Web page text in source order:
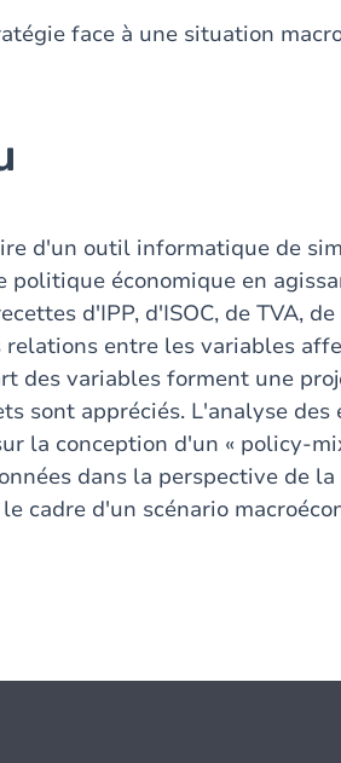
face à une situation
d'un outil informatique de
politique économique en
d'IPP, d'ISOC, de TVA,
entre les variables
des variables forment une
sont appréciés. L'analyse
la conception d'un « policy-
dans la perspective de
cadre d'un scénario